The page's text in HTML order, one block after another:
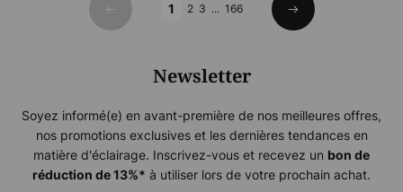
Précédent
1 2 3 ... 166
Suivant
Newsletter
Soyez informé(e) en avant-première de nos meilleures offres,
nos promotions exclusives et les dernières tendances en
matière d'éclairage. Inscrivez-vous et recevez un bon de
réduction de13%* à utiliser lors de votre prochain achat.